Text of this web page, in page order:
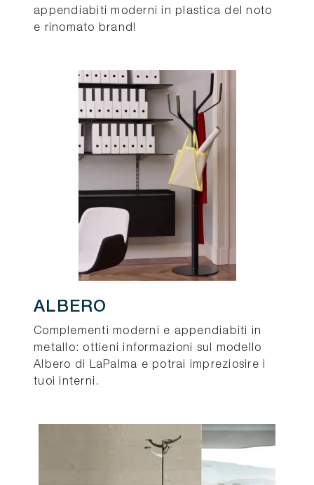
appendiabiti moderni in plastica del noto
e rinomato brand!
ALBERO
Complementi moderni e appendiabiti in
metallo: ottieni informazioni sul modello
Albero di LaPalma e potrai impreziosire i
tuoi interni.